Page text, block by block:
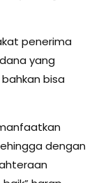
penerima
yang
bisa
dengan